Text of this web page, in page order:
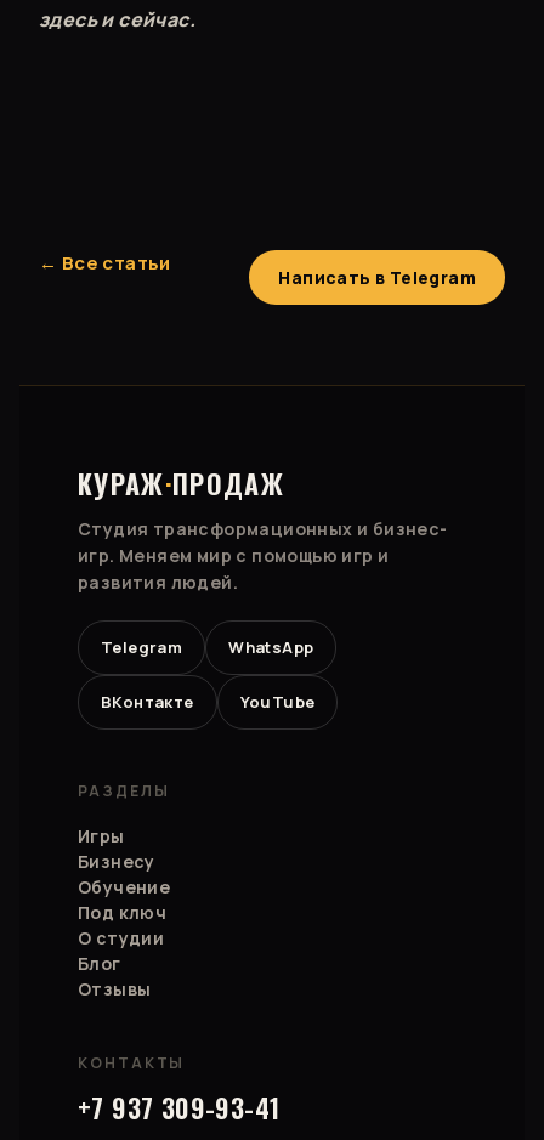
здесь и сейчас.
← Все статьи
Написать в Telegram
КУРАЖ·ПРОДАЖ
Студия трансформационных и бизнес-
игр. Меняем мир с помощью игр и
развития людей.
Telegram WhatsApp
ВКонтакте YouTube
РАЗДЕЛЫ
Игры
Бизнесу
Обучение
Под ключ
О студии
Блог
Отзывы
КОНТАКТЫ
+7 937 309-93-41